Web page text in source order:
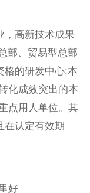
，高新技术成果
部、贸易型总部
格的研发中心;本
化成效突出的本
点用人单位。其
在认定有效期